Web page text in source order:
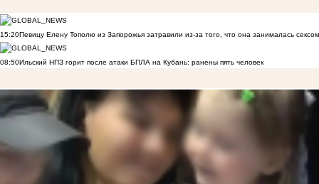
15:20Певицу Елену Тополю из Запорожья затравили из-за того, что она занималась
08:50Ильский НПЗ горит после атаки БПЛА на Кубань: ранены пять человек